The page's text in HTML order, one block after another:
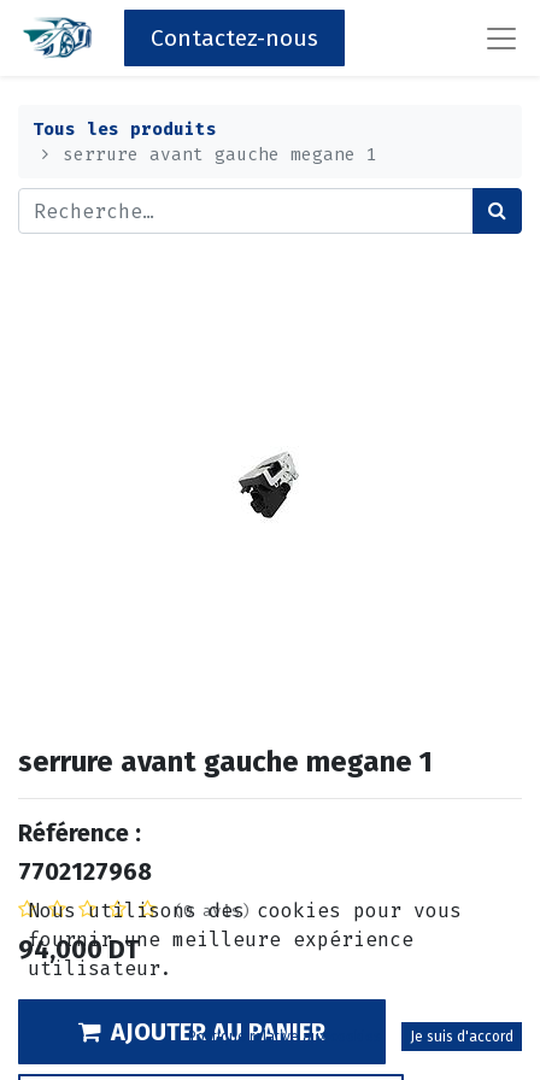
Contactez-nous
Tous les produits
serrure avant gauche megane 1
serrure avant gauche megane 1
Référence :
7702127968
(0 avis)
94,000DT
AJOUTER AU PANIER
Nous utilisons des cookies pour vous
fournir une meilleure expérience
utilisateur.
Politique relative aux cookies Je suis d'accord